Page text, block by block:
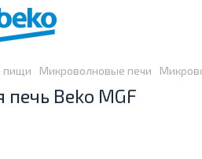
пищи Микроволновые печи
Beko MGF